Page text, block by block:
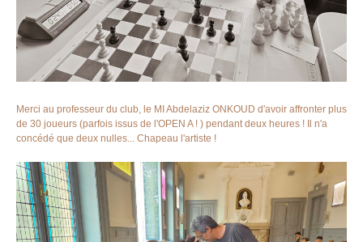
Merci au professeur du club, le MI Abdelaziz ONKOUD d'avoir affronter plus
de 30 joueurs (parfois issus de l'OPEN A ! ) pendant deux heures ! Il n'a
concédé que deux nulles... Chapeau l'artiste !